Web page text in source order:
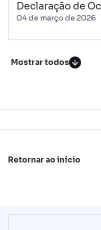
Declaração de
04 de março de 2026
Mostrar todos
Retornar ao início